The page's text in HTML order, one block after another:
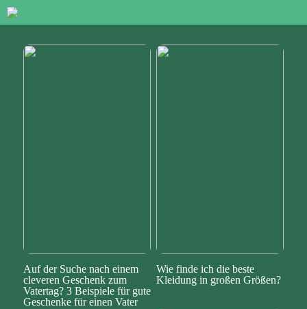
Auf der Suche nach einem
cleveren Geschenk zum
Vatertag? 3 Beispiele für gute
Geschenke für einen Vater
Wie finde ich die beste
Kleidung in großen Größen?